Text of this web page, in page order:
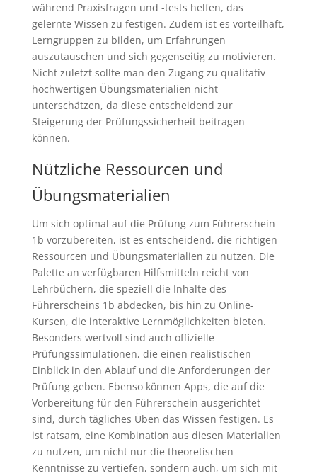
während Praxisfragen und -tests helfen, das
gelernte Wissen zu festigen. Zudem ist es vorteilhaft,
Lerngruppen zu bilden, um Erfahrungen
auszutauschen und sich gegenseitig zu motivieren.
Nicht zuletzt sollte man den Zugang zu qualitativ
hochwertigen Übungsmaterialien nicht
unterschätzen, da diese entscheidend zur
Steigerung der Prüfungssicherheit beitragen
können.
Nützliche Ressourcen und
Übungsmaterialien
Um sich optimal auf die Prüfung zum Führerschein
1b vorzubereiten, ist es entscheidend, die richtigen
Ressourcen und Übungsmaterialien zu nutzen. Die
Palette an verfügbaren Hilfsmitteln reicht von
Lehrbüchern, die speziell die Inhalte des
Führerscheins 1b abdecken, bis hin zu Online-
Kursen, die interaktive Lernmöglichkeiten bieten.
Besonders wertvoll sind auch offizielle
Prüfungssimulationen, die einen realistischen
Einblick in den Ablauf und die Anforderungen der
Prüfung geben. Ebenso können Apps, die auf die
Vorbereitung für den Führerschein ausgerichtet
sind, durch tägliches Üben das Wissen festigen. Es
ist ratsam, eine Kombination aus diesen Materialien
zu nutzen, um nicht nur die theoretischen
Kenntnisse zu vertiefen, sondern auch, um sich mit